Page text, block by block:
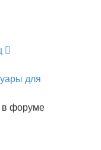
для
в форуме